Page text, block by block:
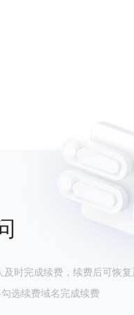
时完成续费，续费后可恢复
选续费域名完成续费